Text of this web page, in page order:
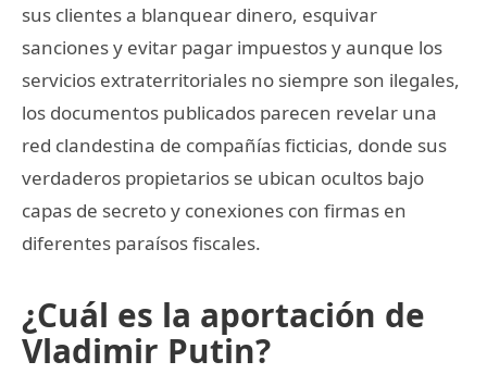
sus clientes a blanquear dinero, esquivar
sanciones y evitar pagar impuestos y aunque los
servicios extraterritoriales no siempre son ilegales,
los documentos publicados parecen revelar una
red clandestina de compañías ficticias, donde sus
verdaderos propietarios se ubican ocultos bajo
capas de secreto y conexiones con firmas en
diferentes paraísos fiscales.
¿Cuál es la aportación de
Vladimir Putin?